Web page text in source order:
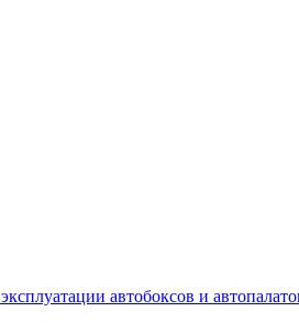
автобоксов и